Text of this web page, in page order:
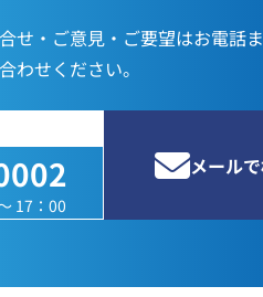
せ・ご意見・ご要望はお電話
わせください。
17：00
メール